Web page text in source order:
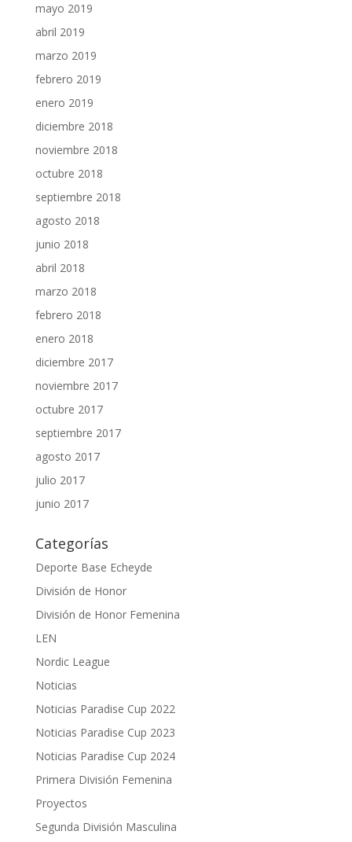
mayo 2019
abril 2019
marzo 2019
febrero 2019
enero 2019
diciembre 2018
noviembre 2018
octubre 2018
septiembre 2018
agosto 2018
junio 2018
abril 2018
marzo 2018
febrero 2018
enero 2018
diciembre 2017
noviembre 2017
octubre 2017
septiembre 2017
agosto 2017
julio 2017
junio 2017
Categorías
Deporte Base Echeyde
División de Honor
División de Honor Femenina
LEN
Nordic League
Noticias
Noticias Paradise Cup 2022
Noticias Paradise Cup 2023
Noticias Paradise Cup 2024
Primera División Femenina
Proyectos
Segunda División Masculina